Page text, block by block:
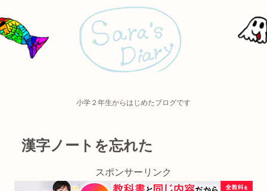
小学２年生からはじめたブログです
漢字ノートを忘れた
スポンサーリンク